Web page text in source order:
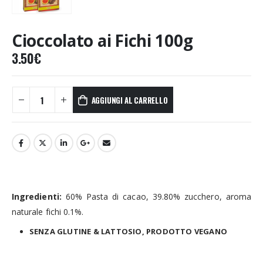
Cioccolato ai Fichi 100g
3.50€
AGGIUNGI AL CARRELLO
Ingredienti: 60% Pasta di cacao, 39.80% zucchero, aroma
naturale fichi 0.1%.
SENZA GLUTINE & LATTOSIO, PRODOTTO VEGANO